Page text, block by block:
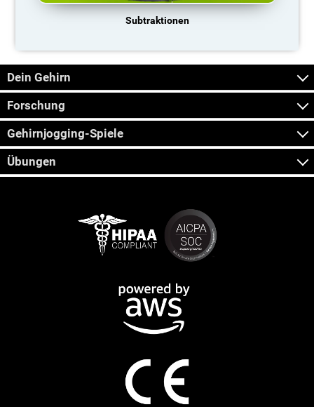
Subtraktionen
Dein Gehirn
Forschung
Gehirnjogging-Spiele
Übungen